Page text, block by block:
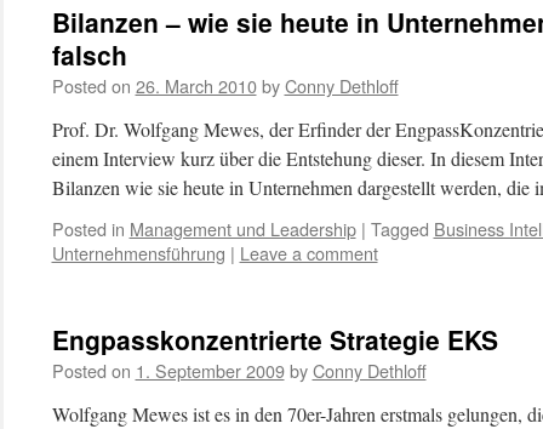
Bilanzen – wie sie heute in
falsch
Posted on 26. March 2010 by Conny Dethloff
Prof. Dr. Wolfgang Mewes, der Erfinder der
einem Interview kurz über die Entstehung dieser. In diesem
Bilanzen wie sie heute in Unternehmen dargestellt werden,
Posted in Management und Leadership | Tagged Business
Unternehmensführung | Leave a comment
Engpasskonzentrierte Strategie EKS
Posted on 1. September 2009 by Conny Dethloff
Wolfgang Mewes ist es in den 70er-Jahren erstmals gelungen,